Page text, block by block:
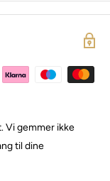
Vi gemmer ikke
til dine